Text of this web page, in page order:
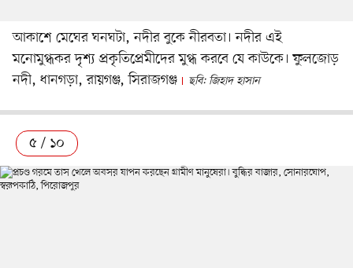
আকাশে মেঘের ঘনঘটা, নদীর বুকে নীরবতা। নদীর এই
মনোমুগ্ধকর দৃশ্য প্রকৃতিপ্রেমীদের মুগ্ধ করবে যে কাউকে। ফুলজোড়
নদী, ধানগড়া, রায়গঞ্জ, সিরাজগঞ্জ
ছবি: জিহাদ হাসান
৫ / ১০